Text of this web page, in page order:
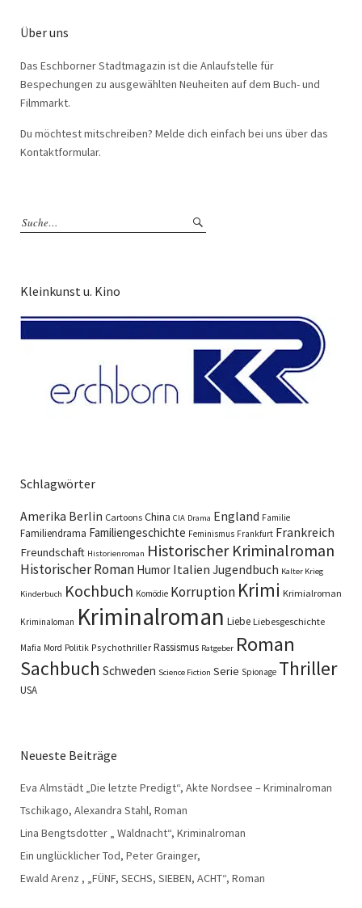
Über uns
Das Eschborner Stadtmagazin ist die Anlaufstelle für
Bespechungen zu ausgewählten Neuheiten auf dem Buch- und
Filmmarkt.
Du möchtest mitschreiben? Melde dich einfach bei uns über das
Kontaktformular.
Kleinkunst u. Kino
Schlagwörter
Amerika Berlin Cartoons China CIA Drama England Familie
Familiendrama Familiengeschichte Feminismus Frankfurt Frankreich
Freundschaft Historienroman Historischer Kriminalroman
Historischer Roman Humor Italien Jugendbuch Kalter Krieg
Kinderbuch Kochbuch Komödie Korruption Krimi Krimialroman
Kriminaloman Kriminalroman Liebe Liebesgeschichte
Mafia Mord Politik Psychothriller Rassismus Ratgeber Roman
Sachbuch Schweden Science Fiction Serie Spionage Thriller
USA
Neueste Beiträge
Eva Almstädt „Die letzte Predigt“, Akte Nordsee – Kriminalroman
Tschikago, Alexandra Stahl, Roman
Lina Bengtsdotter „ Waldnacht“, Kriminalroman
Ein unglücklicher Tod, Peter Grainger,
Ewald Arenz , „FÜNF, SECHS, SIEBEN, ACHT“, Roman